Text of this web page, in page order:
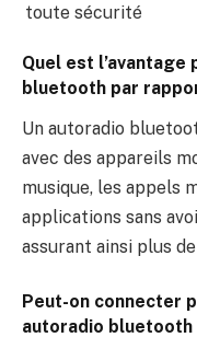
toute sécurité
Quel est l’avantage
bluetooth par
Un autoradio
avec des appareils
musique, les appels
applications sans
assurant ainsi plus
Peut-on connecter
autoradio bluetooth